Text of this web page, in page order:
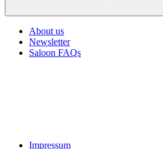
About us
Newsletter
Saloon FAQs
Impressum